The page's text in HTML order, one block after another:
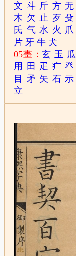
文 斗 斤 方 无
木 欠 止 歹 殳
氏 气 水 火 爪
片 牙 牛 犬
05畫：玄 玉 瓜
用
田 疋 疒 癶
目
矛 矢 石 示
立